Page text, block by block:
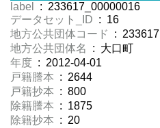
label
: 233617_00000016
データセット_ID : 16
地方公共団体コード
: 233617
地方公共団体名
: 大口町
年度 : 2012-04-01
戸籍謄本 : 2644
戸籍抄本 : 800
除籍謄本 : 1875
除籍抄本 : 20